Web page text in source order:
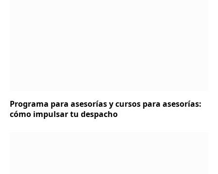
Programa para asesorías y cursos para asesorías:
cómo impulsar tu despacho